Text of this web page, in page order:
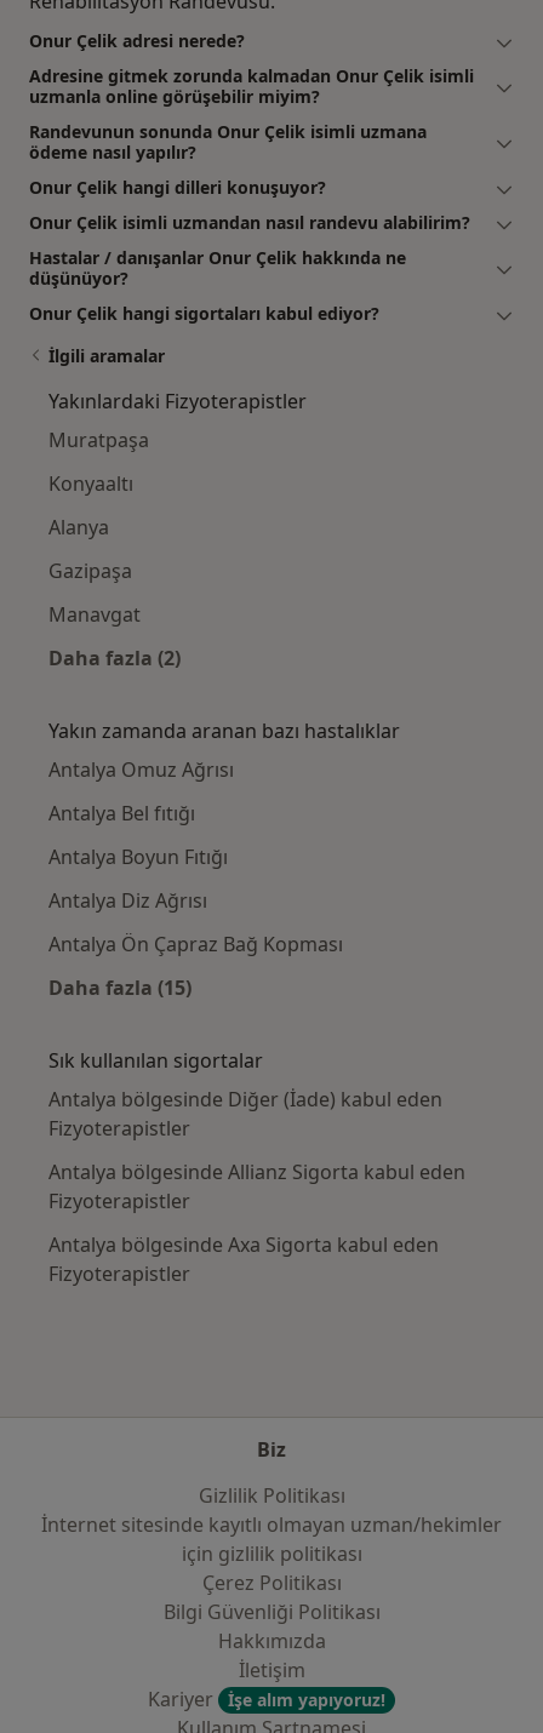
Onur Çelik adresi nerede?
Adresine gitmek zorunda kalmadan Onur Çelik isimli
uzmanla online görüşebilir miyim?
Randevunun sonunda Onur Çelik isimli uzmana
ödeme nasıl yapılır?
Onur Çelik hangi dilleri konuşuyor?
Onur Çelik isimli uzmandan nasıl randevu alabilirim?
Hastalar / danışanlar Onur Çelik hakkında ne
düşünüyor?
Onur Çelik hangi sigortaları kabul ediyor?
İlgili aramalar
Yakınlardaki Fizyoterapistler
Muratpaşa
Konyaaltı
Alanya
Gazipaşa
Manavgat
Daha fazla (2)
Yakın zamanda aranan bazı hastalıklar
Antalya Omuz Ağrısı
Antalya Bel fıtığı
Antalya Boyun Fıtığı
Antalya Diz Ağrısı
Antalya Ön Çapraz Bağ Kopması
Daha fazla (15)
Sık kullanılan sigortalar
Antalya bölgesinde Diğer (İade) kabul eden
Fizyoterapistler
Antalya bölgesinde Allianz Sigorta kabul eden
Fizyoterapistler
Antalya bölgesinde Axa Sigorta kabul eden
Fizyoterapistler
Biz
Gizlilik Politikası
İnternet sitesinde kayıtlı olmayan uzman/hekimler
i̇çin gizlilik politikası
Çerez Politikası
Bilgi Güvenliği Politikası
Hakkımızda
İletişim
Kariyer
İşe alım yapıyoruz!